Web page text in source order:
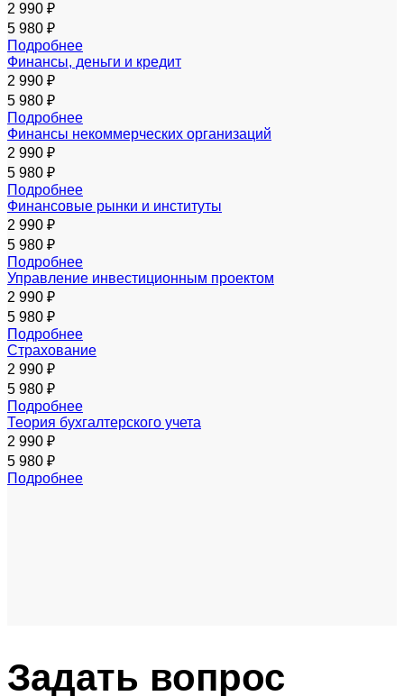
2 990 ₽
5 980 ₽
Подробнее
Финансы, деньги и кредит
2 990 ₽
5 980 ₽
Подробнее
Финансы некоммерческих организаций
2 990 ₽
5 980 ₽
Подробнее
Финансовые рынки и институты
2 990 ₽
5 980 ₽
Подробнее
Управление инвестиционным проектом
2 990 ₽
5 980 ₽
Подробнее
Страхование
2 990 ₽
5 980 ₽
Подробнее
Теория бухгалтерского учета
2 990 ₽
5 980 ₽
Подробнее
Задать вопрос